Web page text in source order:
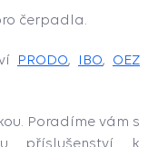
čerpadla.
PRODO, IBO, OEZ
Poradíme vám s
příslušenství k